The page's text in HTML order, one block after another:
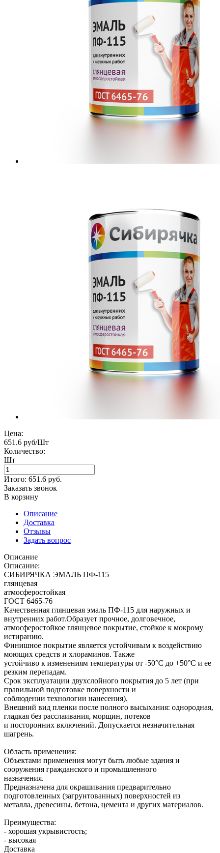
Цена:
651.6 руб/Шт
Количество:
Шт
Итого: 651.6 руб.
Заказать звонок
В корзину
Описание
Доставка
Отзывы
Задать вопрос
Описание
Описание:
СИБИРЯЧКА ЭМАЛЬ ПФ-115
глянцевая
атмосферостойкая
ГОСТ 6465-76
Качественная глянцевая эмаль ПФ-115 для наружных и
внутренних работ.Образует прочное, долговечное,
атмосферостойкое глянцевое покрытие, стойкое к мокрому
истиранию.
Финишное покрытие является устойчивым к воздействию
моющих средств и хлораминов. Также
устойчиво к изменениям температуры от -50°С до +50°С и ее
резким перепадам.
Срок эксплуатации двухслойного покрытия до 5 лет (при
правильной подготовке поверхности и
соблюдении технологии нанесения).
Внешний вид пленки после полного высыхания: однородная,
гладкая без расслаивания, морщин, потеков
и посторонних включений. Допускается незначительная
шагрень.
Область применения:
Объектами применения могут быть любые здания и
сооружения гражданского и промышленного
назначения.
Предназначена для окрашивания предварительно
подготовленных (загрунтованных) поверхностей из
металла, древесины, бетона, цемента и других материалов.
Преимущества:
- хорошая укрывистость;
- высокая
Доставка